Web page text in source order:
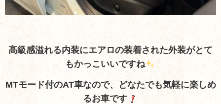
高級感溢れる内装にエアロの装着された外装がとて
もかっこいいですね
MTモード付のAT車なので、どなたでも気軽に楽しめ
るお車です